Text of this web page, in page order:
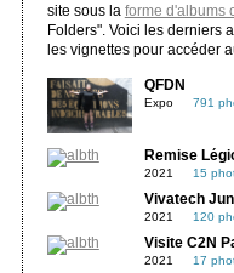
site sous la forme d'albums
Folders". Voici les derniers
les vignettes pour accéder
QFDN
Expo 791
Remise
2021 15
Vivatech
2021 120
Visite C2N
2021 17